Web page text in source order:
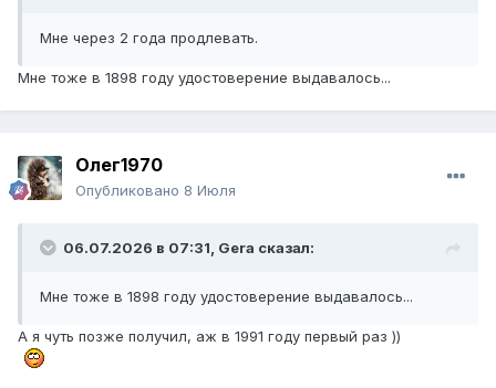
Мне через 2 года продлевать.
Мне тоже в 1898 году удостоверение выдавалось...
Олег1970
Опубликовано 8 Июля
06.07.2026 в 07:31, Gera сказал:
Мне тоже в 1898 году удостоверение выдавалось...
А я чуть позже получил, аж в 1991 году первый раз ))